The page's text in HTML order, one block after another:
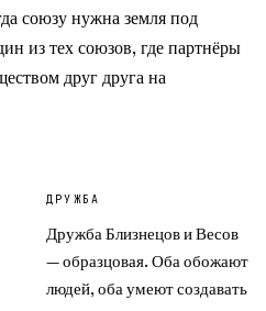
союзу нужна земля под
из тех союзов, где партнёры
друг друга на
ДРУЖБА
Дружба Близнецов и Весов
— образцовая. Оба обожают
людей, оба умеют создавать